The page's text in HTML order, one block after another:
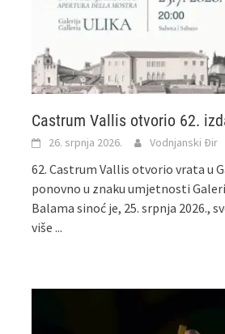
Castrum Vallis otvorio 62.
26. srpnja 2026. Vodnjanski Đir
62. Castrum Vallis otvorio vrata u
ponovno u znaku umjetnosti
Balama sinoć je, 25. srpnja 2026.,
više ...